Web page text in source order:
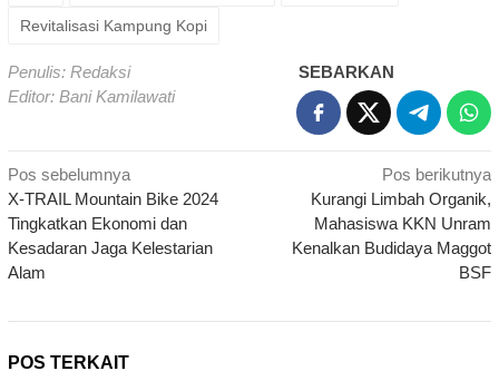
Revitalisasi Kampung Kopi
Penulis: Redaksi
Editor: Bani Kamilawati
SEBARKAN
Navigasi
pos
Pos sebelumnya
X-TRAIL Mountain Bike 2024
Tingkatkan Ekonomi dan
Kesadaran Jaga Kelestarian
Alam
Pos berikutnya
Kurangi Limbah Organik,
Mahasiswa KKN Unram
Kenalkan Budidaya Maggot
BSF
POS TERKAIT